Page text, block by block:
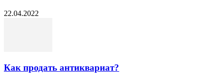
22.04.2022
Как продать антиквариат?